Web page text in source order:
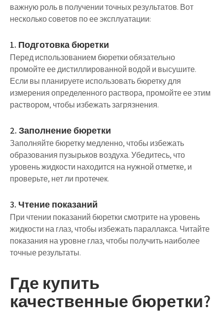
важную роль в получении точных результатов. Вот
несколько советов по ее эксплуатации:
1. Подготовка бюретки
Перед использованием бюретки обязательно
промойте ее дистиллированной водой и высушите.
Если вы планируете использовать бюретку для
измерения определенного раствора, промойте ее этим
раствором, чтобы избежать загрязнения.
2. Заполнение бюретки
Заполняйте бюретку медленно, чтобы избежать
образования пузырьков воздуха. Убедитесь, что
уровень жидкости находится на нужной отметке, и
проверьте, нет ли протечек.
3. Чтение показаний
При чтении показаний бюретки смотрите на уровень
жидкости на глаз, чтобы избежать параллакса. Читайте
показания на уровне глаз, чтобы получить наиболее
точные результаты.
Где купить
качественные бюретки?